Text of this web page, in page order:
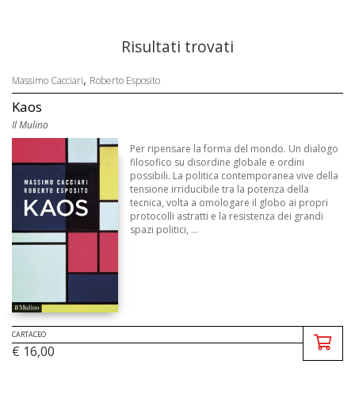
Risultati trovati
Massimo Cacciari, Roberto Esposito
Kaos
Il Mulino
Per ripensare la forma del mondo. Un dialogo
filosofico su disordine globale e ordini
possibili. La politica contemporanea vive della
tensione irriducibile tra la potenza della
tecnica, volta a omologare il globo ai propri
protocolli astratti e la resistenza dei grandi
spazi politici, ...
CARTACEO
€ 16,00